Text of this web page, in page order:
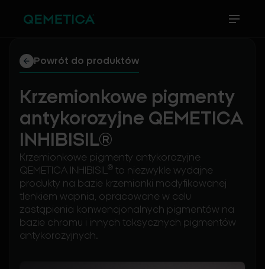
Powrót do produktów
Krzemionkowe pigmenty
antykorozyjne QEMETICA
INHIBISIL®
Krzemionkowe pigmenty antykorozyjne
QEMETICA INHIBISIL
® to niezwykle wydajne
produkty na bazie krzemionki modyfikowanej
tlenkiem wapnia, opracowane w celu
zastąpienia konwencjonalnych pigmentów na
bazie chromu i innych toksycznych pigmentów
antykorozyjnych.